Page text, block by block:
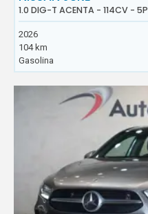
1.0 DIG-T ACENTA - 114CV - 5P
2026
104 km
Gasolina